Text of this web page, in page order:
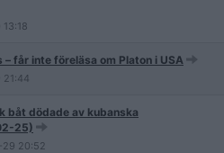
13:18
får inte föreläsa om Platon i USA
21:44
båt dödade av kubanska
25)
29 20:52